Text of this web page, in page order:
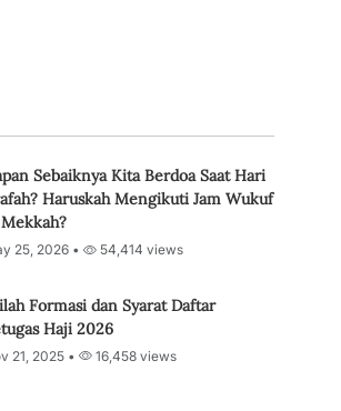
Sebaiknya Kita Berdoa Saat Hari
Haruskah Mengikuti Jam Wukuf
25, 2026 • 54,414 views
Formasi dan Syarat Daftar
Haji 2026
21, 2025 • 16,458 views